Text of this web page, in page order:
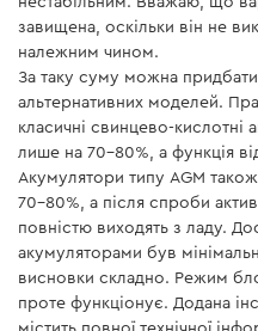
Инструкция
Скачать инструкцию
завищена, оскільки він не
належним чином.
За таку суму можна
альтернативних моделей.
класичні свинцево-кислотні
лише на 70–80%, а функція
Акумулятори типу AGM
70–80%, а після спроби
повністю виходять з ладу.
акумуляторами був
висновки складно. Режим
проте функціонує. Додана